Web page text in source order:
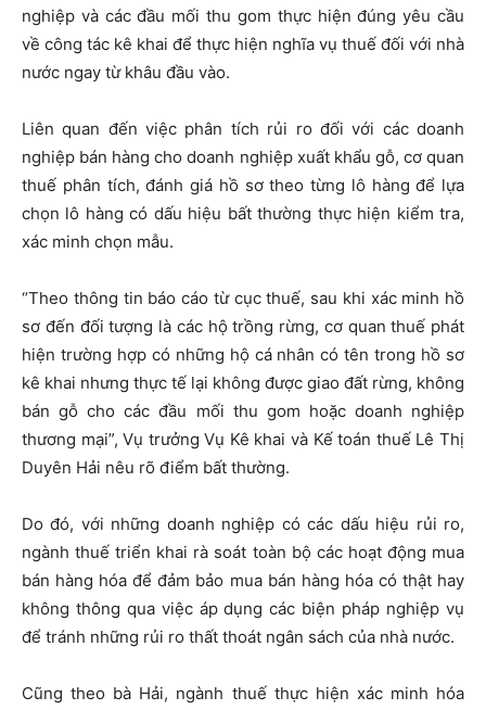
nghiệp và các đầu mối thu gom thực hiện đúng yêu cầu
về công tác kê khai để thực hiện nghĩa vụ thuế đối với nhà
nước ngay từ khâu đầu vào.
Liên quan đến việc phân tích rủi ro đối với các doanh
nghiệp bán hàng cho doanh nghiệp xuất khẩu gỗ, cơ quan
thuế phân tích, đánh giá hồ sơ theo từng lô hàng để lựa
chọn lô hàng có dấu hiệu bất thường thực hiện kiểm tra,
xác minh chọn mẫu.
“Theo thông tin báo cáo từ cục thuế, sau khi xác minh hồ
sơ đến đối tượng là các hộ trồng rừng, cơ quan thuế phát
hiện trường hợp có những hộ cá nhân có tên trong hồ sơ
kê khai nhưng thực tế lại không được giao đất rừng, không
bán gỗ cho các đầu mối thu gom hoặc doanh nghiệp
thương mại”, Vụ trưởng Vụ Kê khai và Kế toán thuế Lê Thị
Duyên Hải nêu rõ điểm bất thường.
Do đó, với những doanh nghiệp có các dấu hiệu rủi ro,
ngành thuế triển khai rà soát toàn bộ các hoạt động mua
bán hàng hóa để đảm bảo mua bán hàng hóa có thật hay
không thông qua việc áp dụng các biện pháp nghiệp vụ
để tránh những rủi ro thất thoát ngân sách của nhà nước.
Cũng theo bà Hải, ngành thuế thực hiện xác minh hóa